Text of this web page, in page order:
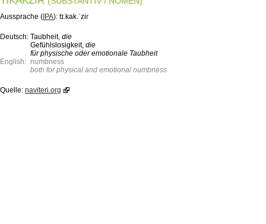
Aussprache ( IPA): tɪ.kak.ˈziɾ
Deutsch: Taubheit, die
Gefühlslosigkeit, die
für physische oder emotionale Taubheit
English: numbness
both for physical and emotional numbness
Quelle: naviteri.org